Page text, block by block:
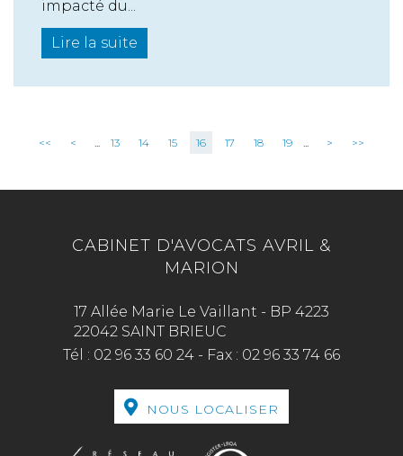
impacté du...
Lire la suite
<< < ... 13 14 15 16 17 18 19 ... > >>
CABINET D'AVOCATS AVRIL &
MARION
17 Allée Marie Le Vaillant - BP 4223
22042 SAINT BRIEUC
Tél : 02 96 33 60 24 - Fax : 02 96 33 74 66
NOUS LOCALISER